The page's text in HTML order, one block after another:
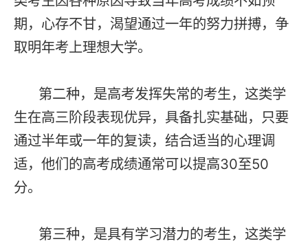
期，心存不甘，渴望通过一年的努力拼搏，争
取明年考上理想大学。
第二种，是高考发挥失常的考生，这类学
生在高三阶段表现优异，具备扎实基础，只要
通过半年或一年的复读，结合适当的心理调
适，他们的高考成绩通常可以提高30至50
分。
第三种，是具有学习潜力的考生，这类学